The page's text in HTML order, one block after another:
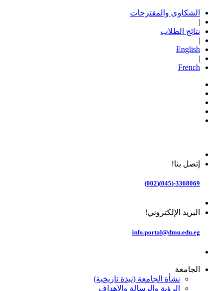
الشكاوى والمقترحات
|
نتائج الطلاب
|
English
|
French
إتصل بنا!
3368069-(045)(002)
البريد الإلكتروني!
info.portal@dmu.edu.eg
الجامعة
نشأة الجامعة (نبذة تاريخية)
الرؤية والرسالة والاهداف